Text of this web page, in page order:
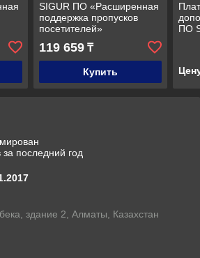
SIGUR ПО «Расширенная
поддержка пропусков
посетителей»
Дополнительный модуль
119 659₸
Купить
ПО
последний год
здание 2, Алматы, Казахстан